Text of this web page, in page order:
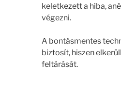
keletkezett a hiba,
végezni.
A bontásmentes
biztosít, hiszen
feltárását.